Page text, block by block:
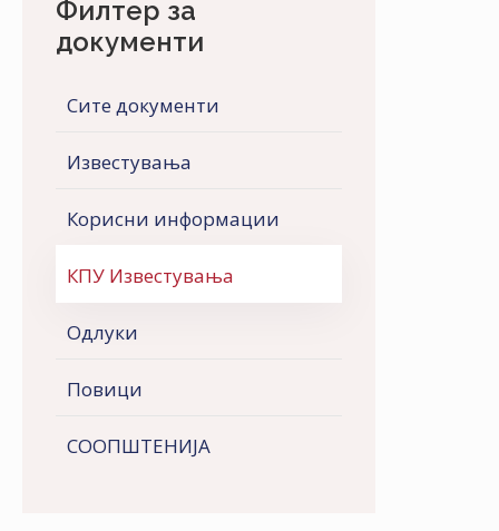
Филтер за
документи
Сите документи
Известувања
Корисни информации
КПУ Известувања
Одлуки
Повици
СООПШТЕНИJA